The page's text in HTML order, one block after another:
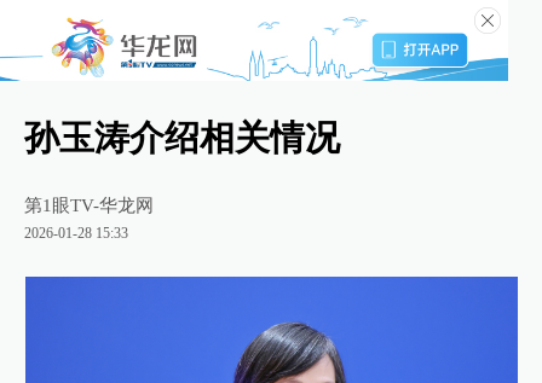
孙玉涛介绍相关情况
第1眼TV-华龙网
2026-01-28 15:33